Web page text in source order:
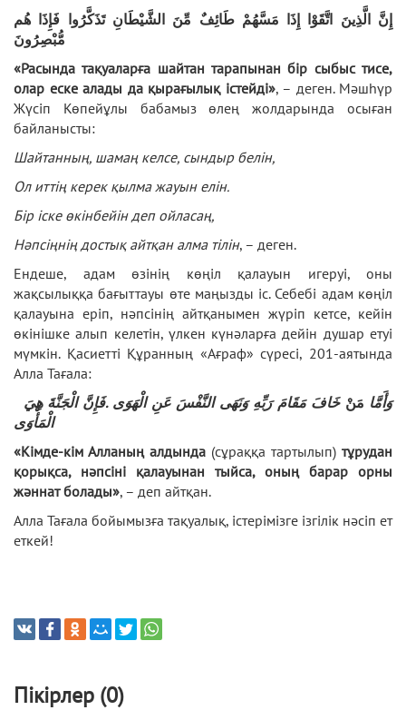
إِنَّ الَّذِينَ اتَّقَوْا إِذَا مَسَّهُمْ طَائِفٌ مِّنَ الشَّيْطَانِ تَذَكَّرُوا فَإِذَا هُم
مُّبْصِرُونَ
«Расында тақуаларға шайтан тарапынан бір сыбыс тисе,
олар еске алады да қырағылық істейді», – деген. Мәшһүр
Жүсіп Көпейұлы бабамыз өлең жолдарында осыған
байланысты:
Шайтанның, шамаң келсе, сындыр белін,
Ол иттің керек қылма жауын елін.
Бір іске өкінбейін деп ойласаң,
Нәпсіңнің достық айтқан алма тілін, – деген.
Ендеше, адам өзінің көңіл қалауын игеруі, оны
жақсылыққа бағыттауы өте маңызды іс. Себебі адам көңіл
қалауына еріп, нәпсінің айтқанымен жүріп кетсе, кейін
өкінішке алып келетін, үлкен күнәларға дейін душар етуі
мүмкін. Қасиетті Құранның «Ағраф» сүресі, 201-аятында
Алла Тағала:
وَأَمَّا مَنْ خَافَ مَقَامَ رَبِّهِ وَنَهَى النَّفْسَ عَنِ الْهَوَى .فَإِنَّ الْجَنَّةَ هِيَ
الْمَأْوَى
«Кімде-кім Алланың алдында (сұраққа тартылып) тұрудан
қорықса, нәпсіні қалауынан тыйса, оның барар орны
жәннат болады», – деп айтқан.
Алла Тағала бойымызға тақуалық, істерімізге ізгілік нәсіп ет
еткей!
Пікірлер (0)